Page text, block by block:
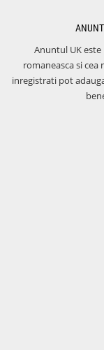
Anuntul UK
romaneasca si
inregistrati pot